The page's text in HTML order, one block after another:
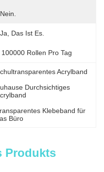
Das Ist Es.
100000 Rollen Pro Tag
Acrylband
Durchsichtiges
Klebeband für
Büro
Produkts